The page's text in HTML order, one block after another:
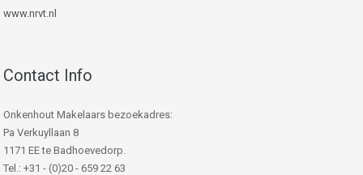
www.nrvt.nl
Contact Info
Onkenhout Makelaars bezoekadres:
Pa Verkuyllaan 8
1171 EE te Badhoevedorp.
Tel.: +31 - (0)20 - 659 22 63